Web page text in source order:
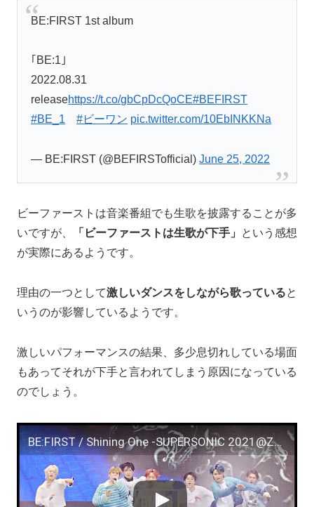
BE:FIRST 1st album
｢BE:1｣
2022.08.31
releasehttps://t.co/gbCpDcQoCE#BEFIRST
#BE_1
#ビーワン pic.twitter.com/10EbINKKNa
— BE:FIRST (@BEFIRSTofficial)June 25, 2022
ビーファーストは音楽番組でも生歌を披露することが多
いですが、
「ビーファーストは生歌が下手」
という感想
が実際にあるようです。
理由の一つとして激しいダンスをしながら歌っていると
いうのが影響しているようです。
激しいパフォーマンスの結果、多少息切れしている場面
もあってそれが下手と言われてしまう原因になっている
のでしょう。
BE:FIRST / Shining One -SUPERSONIC 2021@ZOZO MARINE STADIUM-